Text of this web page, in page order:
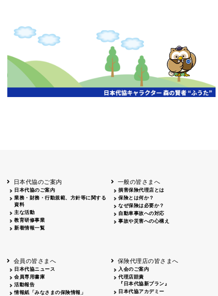
広告主
掲載
2026.05.28 山梨日日新聞 2026年度通常総会
日本代協のご案内
日本代協のご案内
業務・財務・行動規範、方針等に関する
資料
主な活動
教育研修事業
新着情報一覧
一般の皆さまへ
損害保険代理店とは
保険とは何か？
なぜ保険は必要か？
自動車事故への対応
事故や災害への心構え
会員の皆さまへ
日本代協ニュース
会員専用書庫
活動報告
情報紙「みなさまの保険情報」
保険代理店の皆さまへ
入会のご案内
代理店賠責
『日本代協新プラン』
日本代協アカデミー